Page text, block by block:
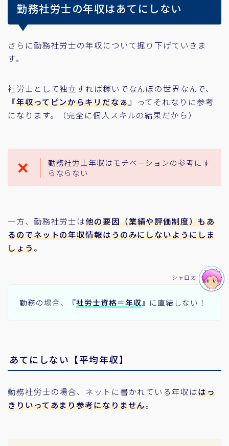
勤務社労士の年収はあてにしない
さらに勤務社労士の年収について掘り下げていきま
す。
社労士として独立すれば稼いでなんぼの世界なんで、
『年収ってピンからキリだなぁ』ってそれなりに参考
になります。（完全に個人スキルの結果だから）
勤務社労士年収はモチベーションの参考にす
らならない
一方、勤務社労士は他の要因（業績や評価制度）もあ
るのでネットの年収情報はうのみにしないようにしま
しょう。
勤務の場合、『社労士資格＝年収 』に直結しない！
シャロ太
あてにしない【平均年収】
勤務社労士の場合、ネットに書かれている年収ははっ
きりいってあまり参考になりません。